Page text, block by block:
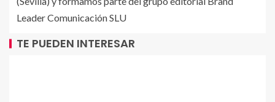
Leader Comunicación SLU
TE PUEDEN INTERESAR